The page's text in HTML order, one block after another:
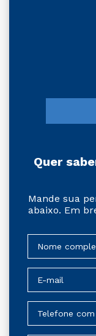
Quer
Mande sua
abaixo. Em